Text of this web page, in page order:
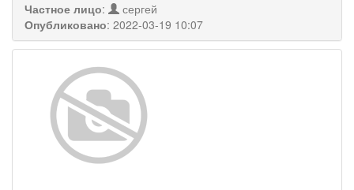
Частное лицо:
сергей
Опубликовано: 2022-03-19 10:07